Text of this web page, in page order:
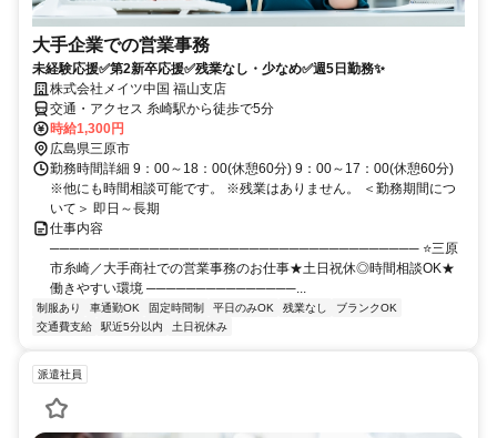
大手企業での営業事務
未経験応援✅第2新卒応援✅残業なし・少なめ✅週5日勤務✨
株式会社メイツ中国 福山支店
交通・アクセス 糸崎駅から徒歩で5分
時給1,300円
広島県三原市
勤務時間詳細 9：00～18：00(休憩60分) 9：00～17：00(休憩60分)
※他にも時間相談可能です。 ※残業はありません。 ＜勤務期間につ
いて＞ 即日～長期
仕事内容
───────────────────────────────────── ⭐三原
市糸崎／大手商社での営業事務のお仕事★土日祝休◎時間相談OK★
働きやすい環境 ───────────────...
制服あり 車通勤OK 固定時間制 平日のみOK 残業なし
ブランクOK
交通費支給
駅近5分以内 土日祝休み
派遣社員